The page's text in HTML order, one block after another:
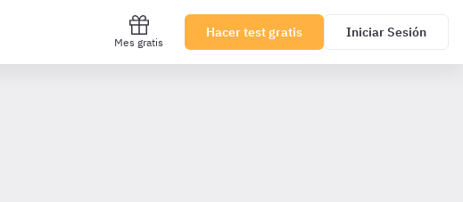
Mes gratis
Hacer test gratis Iniciar Sesión